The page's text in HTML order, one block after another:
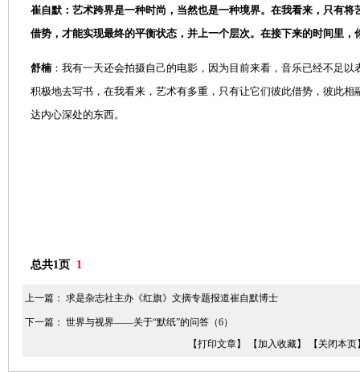
崔自默：艺术跨界是一种时尚，当然也是一种境界。在我看来，只有
借势，才能实现最终的平衡状态，并上一个层次。在接下来的时间里，
舒楠 ：我有一天还会拍摄自己的电影，因为目前来看，音乐已经不足
积极地去写书，在我看来，艺术有多重，只有让它们彼此借势，彼此
达内心深处的东西。
总共1页 1
上一篇： 求是杂志社主办《红旗》文摘专题报道崔自默博士
下一篇： 世界与视界——关于“默纸”的问答（6）
【打印文章】
【加入收藏】 【关闭本页